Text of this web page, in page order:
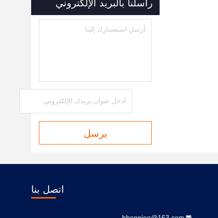
راسلنا بالبريد الإلكتروني
يرسل
اتصل بنا